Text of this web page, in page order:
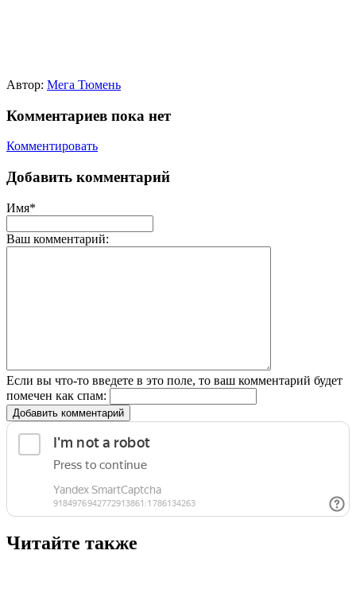
Автор: Мега Тюмень
Комментариев пока нет
Комментировать
Добавить комментарий
Имя*
Ваш комментарий:
Если вы что-то введете в это поле, то ваш комментарий будет
помечен как спам:
Добавить комментарий
Читайте также